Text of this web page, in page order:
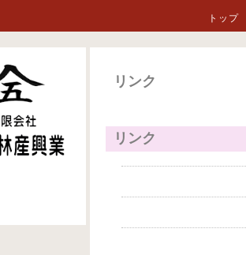
トップ
リンク
リンク